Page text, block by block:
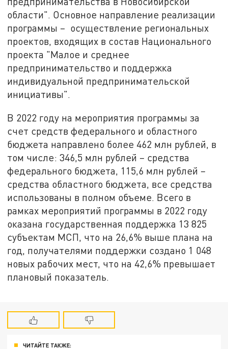
области". Основное направление реализации
программы – осуществление региональных
проектов, входящих в состав Национального
проекта "Малое и среднее
предпринимательство и поддержка
индивидуальной предпринимательской
инициативы".
В 2022 году на мероприятия программы за
счет средств федерального и областного
бюджета направлено более 462 млн рублей, в
том числе: 346,5 млн рублей – средства
федерального бюджета, 115,6 млн рублей –
средства областного бюджета, все средства
использованы в полном объеме. Всего в
рамках мероприятий программы в 2022 году
оказана государственная поддержка 13 825
субъектам МСП, что на 26,6% выше плана на
год, получателями поддержки создано 1 048
новых рабочих мест, что на 42,6% превышает
плановый показатель.
ЧИТАЙТЕ ТАКЖЕ: